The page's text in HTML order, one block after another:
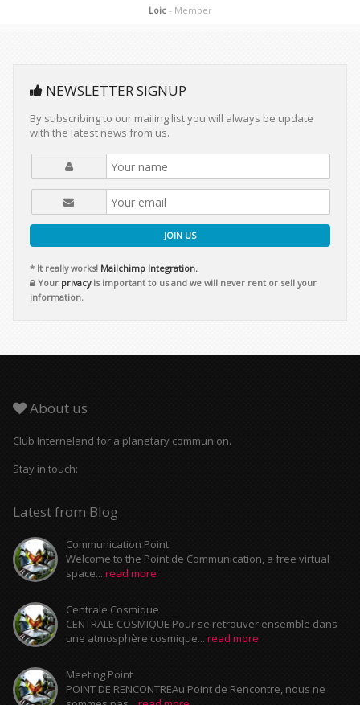
Loic - Member
NEWSLETTER SIGNUP
By subscribing to our mailing list you will always be update
with the latest news from us.
JOIN US
* It really works! Mailchimp Integration.
Your privacyis important to us and we will never rent or sell your
information.
About us
Club Interneland for a planetary communion.
Stay in touch:
Latest from Blog
Communication Point
Welcome to the Point de Communication, a free virtual
space... read more
Centrale Cosmique
CENTRALE COSMIQUE Pour se retrouver ensemble dans
une atmosphère cosmique... read more
Meeting Point
POINT DE RENCONTREAu Point de Rencontre, nous ne